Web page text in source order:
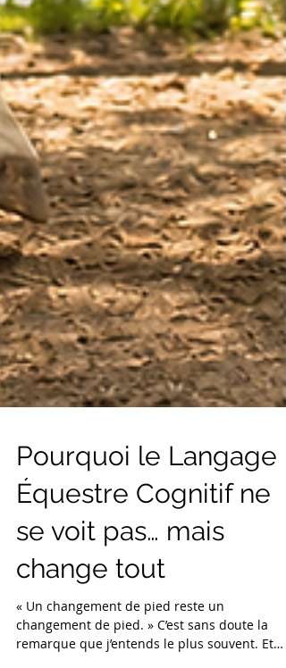
Pourquoi le Langage
Équestre Cognitif ne
se voit pas… mais